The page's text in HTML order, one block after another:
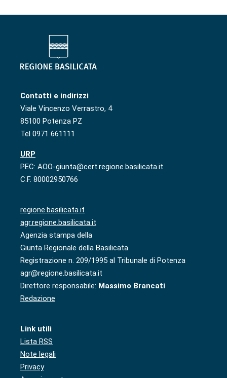
Contatti e indirizzi
Viale Vincenzo Verrastro, 4
85100 Potenza PZ
Tel 0971 661111
URP
PEC: AOO-giunta@cert.regione.basilicata.it
C.F. 80002950766
regione.basilicata.it
agr.regione.basilicata.it
Agenzia stampa della
Giunta Regionale della Basilicata
Registrazione n. 209/1995 al Tribunale di Potenza
agr@regione.basilicata.it
Direttore responsabile: Massimo Brancati
Redazione
Link utili
Lista RSS
Note legali
Privacy